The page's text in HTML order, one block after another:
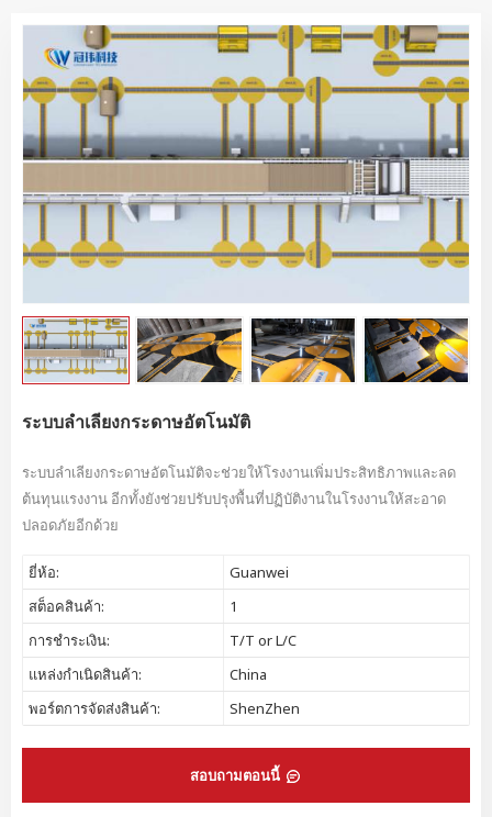
ระบบลำเลียงกระดาษอัตโนมัติ
ระบบลำเลียงกระดาษอัตโนมัติจะช่วยให้โรงงานเพิ่มประสิทธิภาพและลด
ต้นทุนแรงงาน อีกทั้งยังช่วยปรับปรุงพื้นที่ปฏิบัติงานในโรงงานให้สะอาด
ปลอดภัยอีกด้วย
ยี่ห้อ:
Guanwei
สต็อคสินค้า:
1
การชำระเงิน:
T/T or L/C
แหล่งกำเนิดสินค้า:
China
พอร์ตการจัดส่งสินค้า:
ShenZhen
สอบถามตอนนี้